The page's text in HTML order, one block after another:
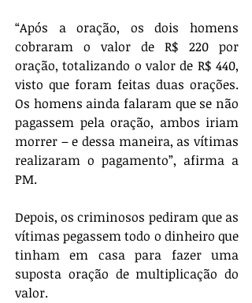
“Após a oração, os dois homens
cobraram o valor de R$ 220 por
oração, totalizando o valor de R$ 440,
visto que foram feitas duas orações.
Os homens ainda falaram que se não
pagassem pela oração, ambos iriam
morrer – e dessa maneira, as vítimas
realizaram o pagamento”, afirma a
PM.
Depois, os criminosos pediram que as
vítimas pegassem todo o dinheiro que
tinham em casa para fazer uma
suposta oração de multiplicação do
valor.